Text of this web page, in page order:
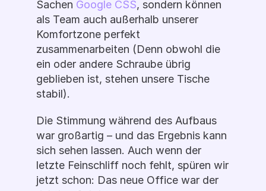
Sachen Google CSS, sondern können
als Team auch außerhalb unserer
Komfortzone perfekt
zusammenarbeiten (Denn obwohl die
ein oder andere Schraube übrig
geblieben ist, stehen unsere Tische
stabil).
Die Stimmung während des Aufbaus
war großartig – und das Ergebnis kann
sich sehen lassen. Auch wenn der
letzte Feinschliff noch fehlt, spüren wir
jetzt schon: Das neue Office war der